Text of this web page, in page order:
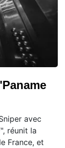
avec
réunit la
France, et